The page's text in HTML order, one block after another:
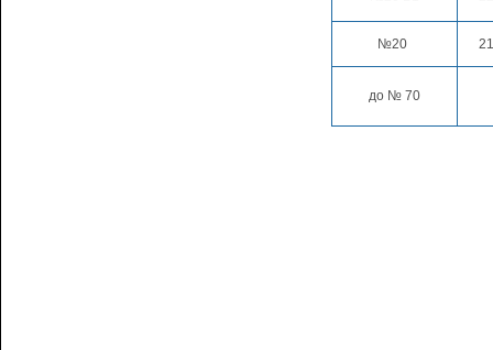
№20
до № 70